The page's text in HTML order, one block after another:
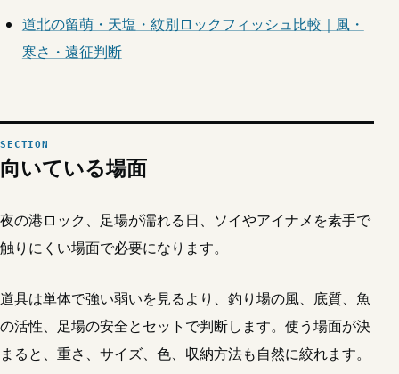
道北の留萌・天塩・紋別ロックフィッシュ比較｜風・
寒さ・遠征判断
向いている場面
夜の港ロック、足場が濡れる日、ソイやアイナメを素手で
触りにくい場面で必要になります。
道具は単体で強い弱いを見るより、釣り場の風、底質、魚
の活性、足場の安全とセットで判断します。使う場面が決
まると、重さ、サイズ、色、収納方法も自然に絞れます。